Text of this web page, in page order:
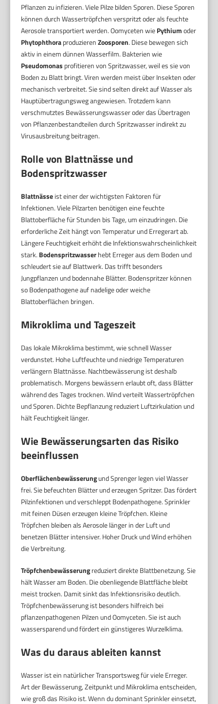
Pflanzen zu infizieren. Viele Pilze bilden Sporen. Diese Sporen
können durch Wassertröpfchen verspritzt oder als feuchte
Aerosole transportiert werden. Oomyceten wiePythiumoder
PhytophthoraproduzierenZoosporen. Diese bewegen sich
aktiv in einem dünnen Wasserfilm. Bakterien wie
Pseudomonas profitieren von Spritzwasser, weil es sie von
Boden zu Blatt bringt. Viren werden meist über Insekten oder
mechanisch verbreitet. Sie sind selten direkt auf Wasser als
Hauptübertragungsweg angewiesen. Trotzdem kann
verschmutztes Bewässerungswasser oder das Übertragen
von Pflanzenbestandteilen durch Spritzwasser indirekt zu
Virusausbreitung beitragen.
Rolle von Blattnässe und
Bodenspritzwasser
Blattnässeist einer der wichtigsten Faktoren für
Infektionen. Viele Pilzarten benötigen eine feuchte
Blattoberfläche für Stunden bis Tage, um einzudringen. Die
erforderliche Zeit hängt von Temperatur und Erregerart ab.
Längere Feuchtigkeit erhöht die Infektionswahrscheinlichkeit
stark. Bodenspritzwasserhebt Erreger aus dem Boden und
schleudert sie auf Blattwerk. Das trifft besonders
Jungpflanzen und bodennahe Blätter. Bodenspritzer können
so Bodenpathogene auf nadelige oder weiche
Blattoberflächen bringen.
Mikroklima und Tageszeit
Das lokale Mikroklima bestimmt, wie schnell Wasser
verdunstet. Hohe Luftfeuchte und niedrige Temperaturen
verlängern Blattnässe. Nachtbewässerung ist deshalb
problematisch. Morgens bewässern erlaubt oft, dass Blätter
während des Tages trocknen. Wind verteilt Wassertröpfchen
und Sporen. Dichte Bepflanzung reduziert Luftzirkulation und
hält Feuchtigkeit länger.
Wie Bewässerungsarten das Risiko
beeinflussen
Oberflächenbewässerungund Sprenger legen viel Wasser
frei. Sie befeuchten Blätter und erzeugen Spritzer. Das fördert
Pilzinfektionen und verschleppt Bodenpathogene. Sprinkler
mit feinen Düsen erzeugen kleine Tröpfchen. Kleine
Tröpfchen bleiben als Aerosole länger in der Luft und
benetzen Blätter intensiver. Hoher Druck und Wind erhöhen
die Verbreitung.
Tröpfchenbewässerungreduziert direkte Blattbenetzung. Sie
hält Wasser am Boden. Die obenliegende Blattfläche bleibt
meist trocken. Damit sinkt das Infektionsrisiko deutlich.
Tröpfchenbewässerung ist besonders hilfreich bei
pflanzenpathogenen Pilzen und Oomyceten. Sie ist auch
wassersparend und fördert ein günstigeres Wurzelklima.
Was du daraus ableiten kannst
Wasser ist ein natürlicher Transportsweg für viele Erreger.
Art der Bewässerung, Zeitpunkt und Mikroklima entscheiden,
wie groß das Risiko ist. Wenn du dominant Sprinkler einsetzt,